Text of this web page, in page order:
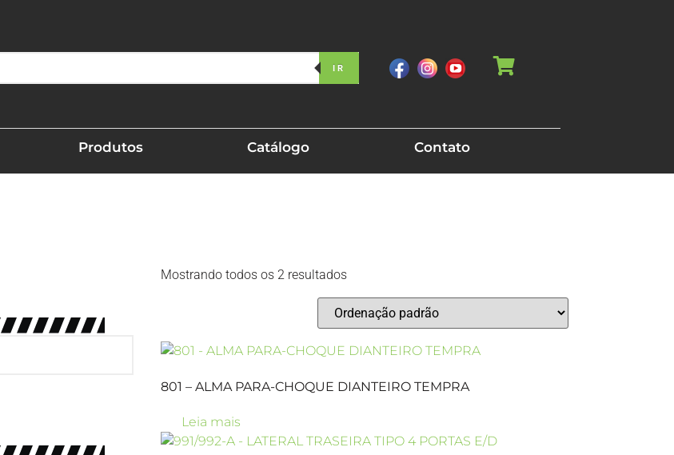
IR
Produtos Catálogo Contato
Mostrando todos os 2 resultados
801 – ALMA PARA-CHOQUE DIANTEIRO TEMPRA
Leia mais